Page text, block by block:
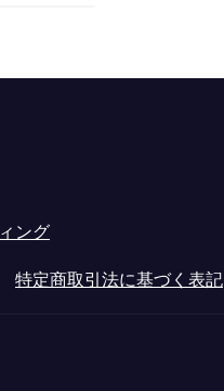
ング
特定商取引法に基づく表記